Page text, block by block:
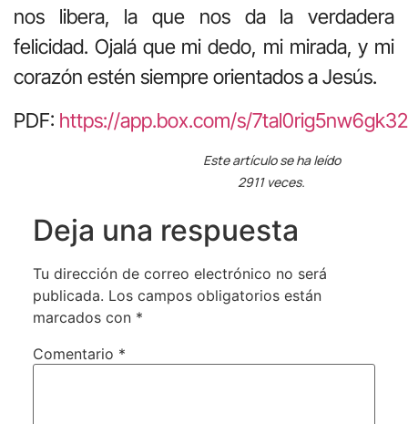
nos libera, la que nos da la verdadera
felicidad. Ojalá que mi dedo, mi mirada, y mi
corazón estén siempre orientados a Jesús.
PDF: https://app.box.com/s/
Este artículo se ha leído
2911 veces.
Deja una respuesta
Tu dirección de correo electrónico no será
publicada. Los campos obligatorios están
marcados con *
Comentario *